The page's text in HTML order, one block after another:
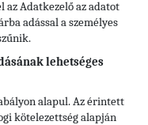
az Adatkezelő az adatot
adással a személyes
lehetséges
alapul. Az érintett
kötelezettség alapján